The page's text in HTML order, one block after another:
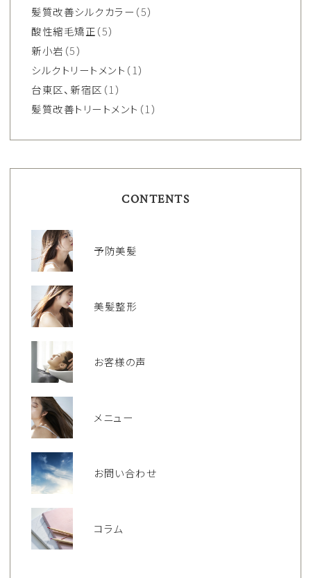
髪質改善シルクカラー （5）
酸性縮毛矯正（5）
新小岩 （5）
シルクトリートメント （1）
台東区、新宿区 （1）
髪質改善トリートメント （1）
CONTENTS
予防美髪
美髪整形
お客様の声
メニュー
お問い合わせ
コラム